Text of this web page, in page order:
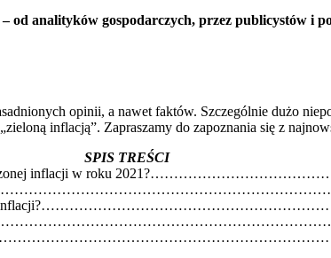
analityków gospodarczych, przez publicystów i
opinii, a nawet faktów. Szczególnie dużo
inflacją”. Zapraszamy do zapoznania się z
SPIS TREŚCI
inflacji w roku
zielonej